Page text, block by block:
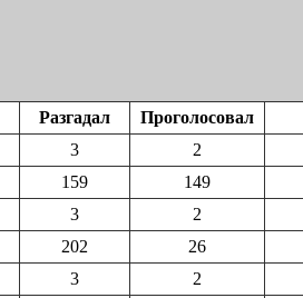
Разгадал Проголосовал
3 2
159 149
3 2
202 26
3 2